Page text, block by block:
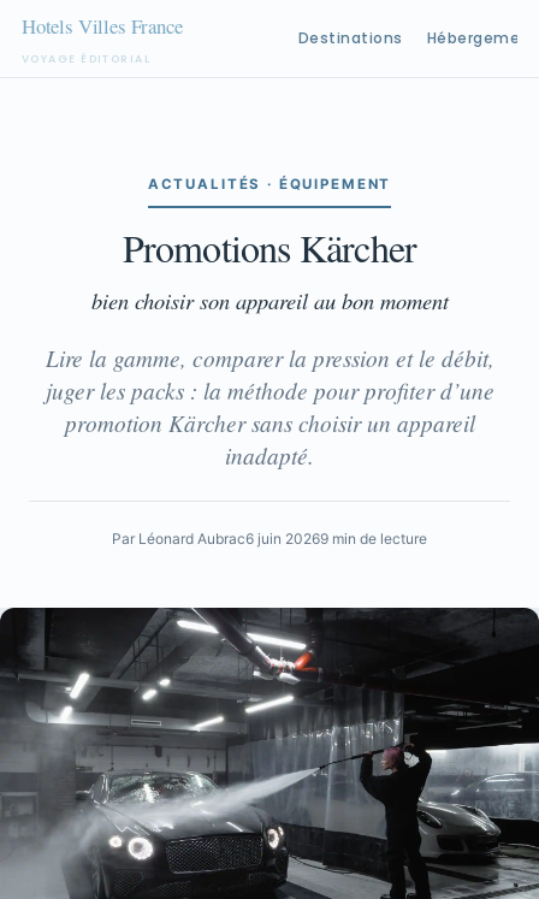
VOYAGE ÉDITORIAL
Destinations Hébergement
ACTUALITÉS · ÉQUIPEMENT
Promotions Kärcher
bien choisir son appareil au bon moment
Lire la gamme, comparer la pression et le débit,
juger les packs : la méthode pour profiter d’une
promotion Kärcher sans choisir un appareil
inadapté.
Par Léonard Aubrac6 juin 20269 min de lecture